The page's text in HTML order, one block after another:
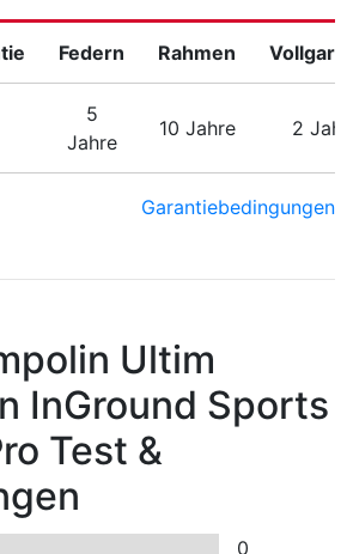
Federn Rahmen
5
Jahre
10 Jahre 2
Garantiebedingungen
Ultim
InGround Sports
Test &
0